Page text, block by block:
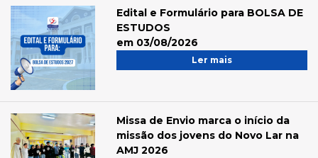
Edital e Formulário para BOLSA DE
ESTUDOS
em 03/08/2026
Ler mais
Missa de Envio marca o início da
missão dos jovens do Novo Lar na
AMJ 2026